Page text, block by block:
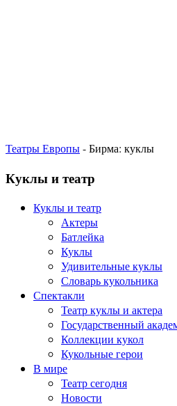
Театры Европы- Бирма: куклы
Куклы и театр
Куклы и театр
Актеры
Батлейка
Куклы
Удивительные куклы
Словарь кукольника
Спектакли
Театр куклы и актера
Государственный
Коллекции кукол
Кукольные герои
В мире
Театр сегодня
Новости